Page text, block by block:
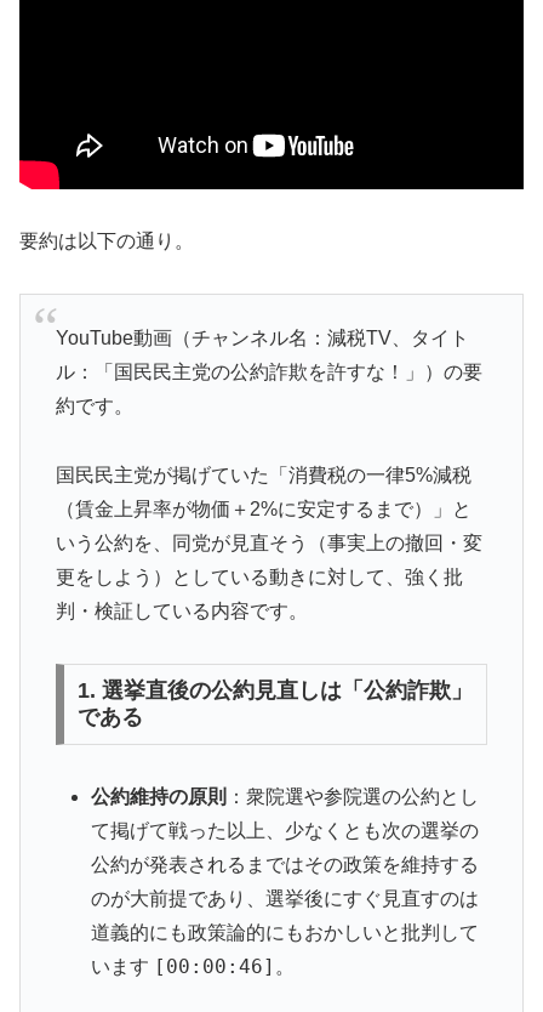
要約は以下の通り。
YouTube動画（チャンネル名：減税TV、タイト
ル：「国民民主党の公約詐欺を許すな！」）の要
約です。
国民民主党が掲げていた「消費税の一律5%減税
（賃金上昇率が物価＋2%に安定するまで）」と
いう公約を、同党が見直そう（事実上の撤回・変
更をしよう）としている動きに対して、強く批
判・検証している内容です。
1. 選挙直後の公約見直しは「公約詐欺」
である
公約維持の原則 ：衆院選や参院選の公約とし
て掲げて戦った以上、少なくとも次の選挙の
公約が発表されるまではその政策を維持する
のが大前提であり、選挙後にすぐ見直すのは
道義的にも政策論的にもおかしいと批判して
います [00:00:46] 。